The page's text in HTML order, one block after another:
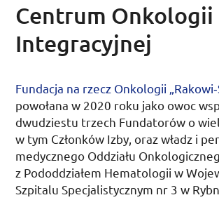
Centrum Onkologii
Integracyjnej
Fundacja na rzecz Onkologii
powołana w 2020 roku jako owoc
dwudziestu trzech Fundatorów o
w tym Członków Izby, oraz władz i
medycznego Oddziału
z Pododdziałem Hematologii w
Szpitalu Specjalistycznym nr 3 w